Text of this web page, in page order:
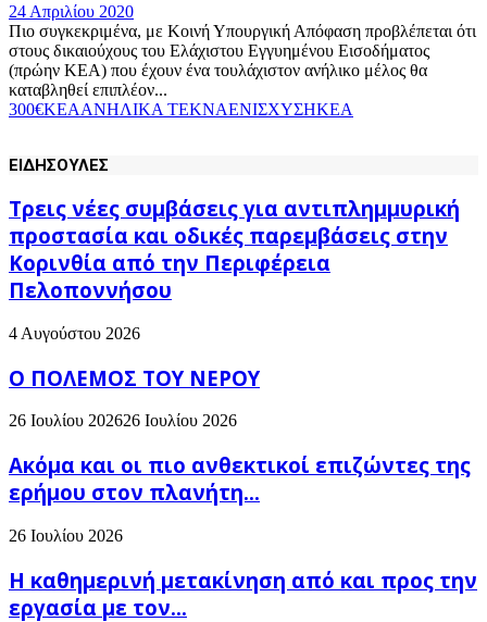
24 Απριλίου 2020
Πιο συγκεκριμένα, με Κοινή Υπουργική Απόφαση προβλέπεται ότι
στους δικαιούχους του Ελάχιστου Εγγυημένου Εισοδήματος
(πρώην ΚΕΑ) που έχουν ένα τουλάχιστον ανήλικο μέλος θα
καταβληθεί επιπλέον...
300€KEAΑΝΗΛΙΚΑ ΤΕΚΝΑΕΝΙΣΧΥΣΗΚΕΑ
ΕΙΔΗΣΟΥΛΕΣ
Τρεις νέες συμβάσεις για αντιπλημμυρική
προστασία και οδικές παρεμβάσεις στην
Κορινθία από την Περιφέρεια
Πελοποννήσου
4 Αυγούστου 2026
Ο ΠΟΛΕΜΟΣ ΤΟΥ ΝΕΡΟΥ
26 Ιουλίου 202626 Ιουλίου 2026
Ακόμα και οι πιο ανθεκτικοί επιζώντες της
ερήμου στον πλανήτη...
26 Ιουλίου 2026
H καθημερινή μετακίνηση από και προς την
εργασία με τον...